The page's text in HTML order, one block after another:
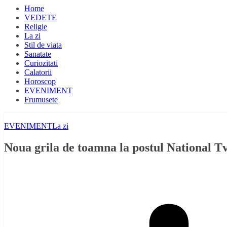
Home
VEDETE
Religie
La zi
Stil de viata
Sanatate
Curiozitati
Calatorii
Horoscop
EVENIMENT
Frumusete
EVENIMENTLa zi
Noua grila de toamna la postul National